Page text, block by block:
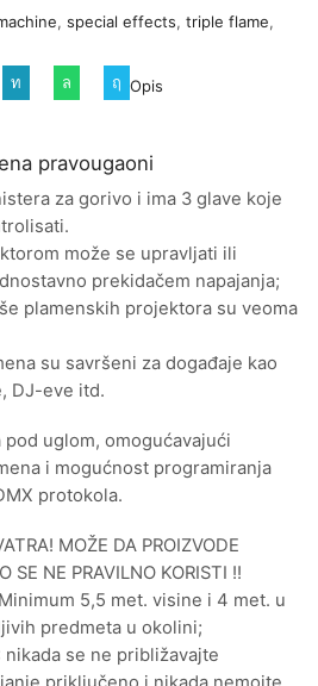
, special effects, triple flame,
Opis
pravougaoni
za gorivo i ima 3 glave koje
može se upravljati ili
prekidačem napajanja;
plamenskih projektora su veoma
su savršeni za događaje kao
DJ-eve itd.
pod uglom, omogućavajući
i mogućnost programiranja
protokola.
MOŽE DA PROIZVODE
SE NE PRAVILNO KORISTI !!
Minimum 5,5 met. visine i 4 met. u
predmeta u okolini;
nikada se ne približavajte